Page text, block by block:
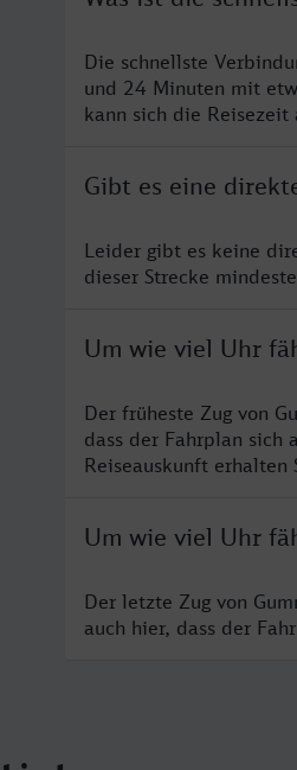
Die schnellste
und 24 Minuten mit
kann sich die Reisezeit
Gibt es eine
Leider gibt es keine
dieser Strecke
Um wie viel Uhr
Der früheste Zug von
dass der Fahrplan sich
Reiseauskunft
Um wie viel Uhr
Der letzte Zug von
auch hier, dass der